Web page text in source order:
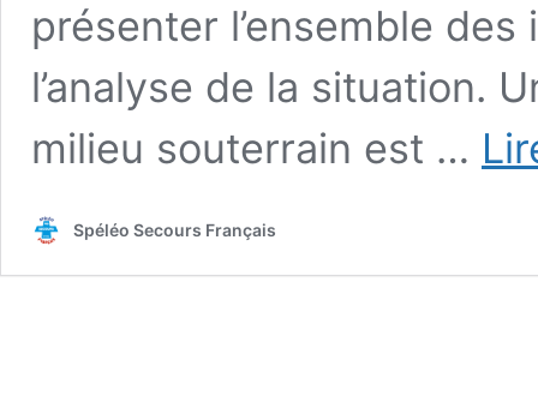
présenter l’ensemble
l’analyse de la situation.
milieu souterrain est …
Spéléo Secours Français